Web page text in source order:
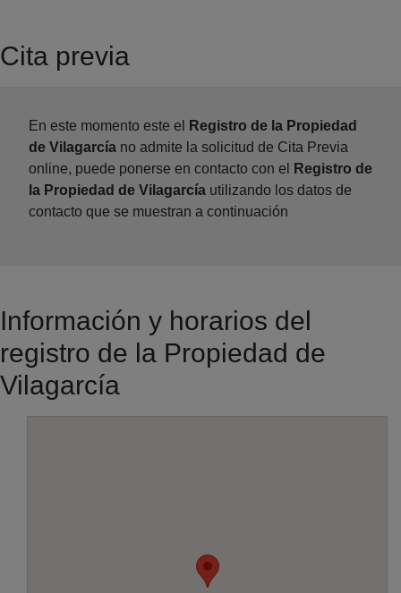
Cita previa
En este momento este el
Registro de la Propiedad
de Vilagarcía no admite la solicitud de Cita Previa
online, puede ponerse en contacto con el
Registro de
la Propiedad de Vilagarcía utilizando los datos de
contacto que se muestran a continuación
Información y horarios del
registro de la Propiedad de
Vilagarcía